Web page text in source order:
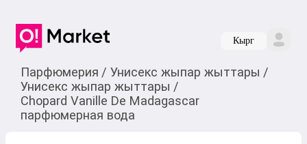
Кырг
Парфюмерия / Унисекс жыпар жыттары /
Унисекс жыпар жыттары /
Chopard Vanille De Madagascar
парфюмерная вода